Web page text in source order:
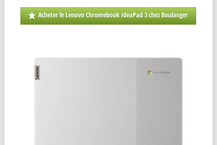
Acheter le Lenovo Chromebook IdeaPad 3 chez Boulanger